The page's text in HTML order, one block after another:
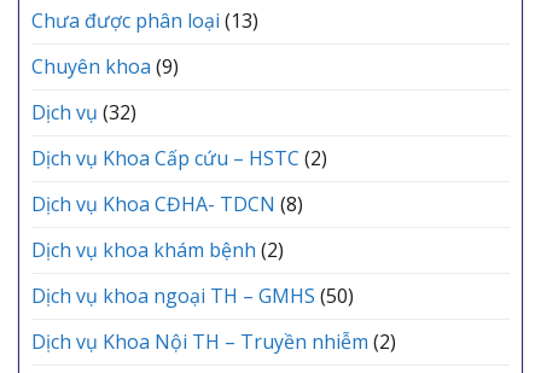
Chưa được phân loại (13)
Chuyên khoa (9)
Dịch vụ (32)
Dịch vụ Khoa Cấp cứu – HSTC (2)
Dịch vụ Khoa CĐHA- TDCN (8)
Dịch vụ khoa khám bệnh (2)
Dịch vụ khoa ngoại TH – GMHS (50)
Dịch vụ Khoa Nội TH – Truyền nhiễm (2)